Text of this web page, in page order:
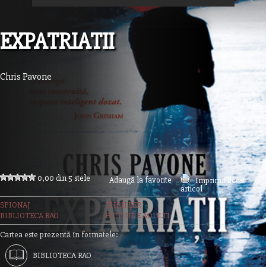
EXPATRIATII
Chris Pavone
0,00 din 5 stele Adaugă la favorite
Imprimă acest
articol
SPIONAJ
THRILLER
BIBLIOTECA RAO
FICTIUNE ADULTI
Cartea este prezentă în formatele:
BIBLIOTECA RAO